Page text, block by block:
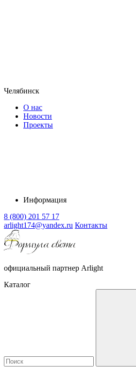
Челябинск
О нас
Новости
Проекты
Информация
8 (800) 201 57 17
arlight174@yandex.ru Контакты
официальный партнер Arlight
Каталог